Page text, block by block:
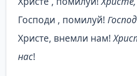
Господи , помилуй!
Христе, внемли нам!
нас!